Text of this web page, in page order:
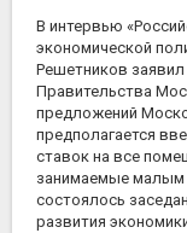
В интервью
экономической
Решетников
Правительства
предложений
предполагается
ставок на все
занимаемые малым
состоялось
развития